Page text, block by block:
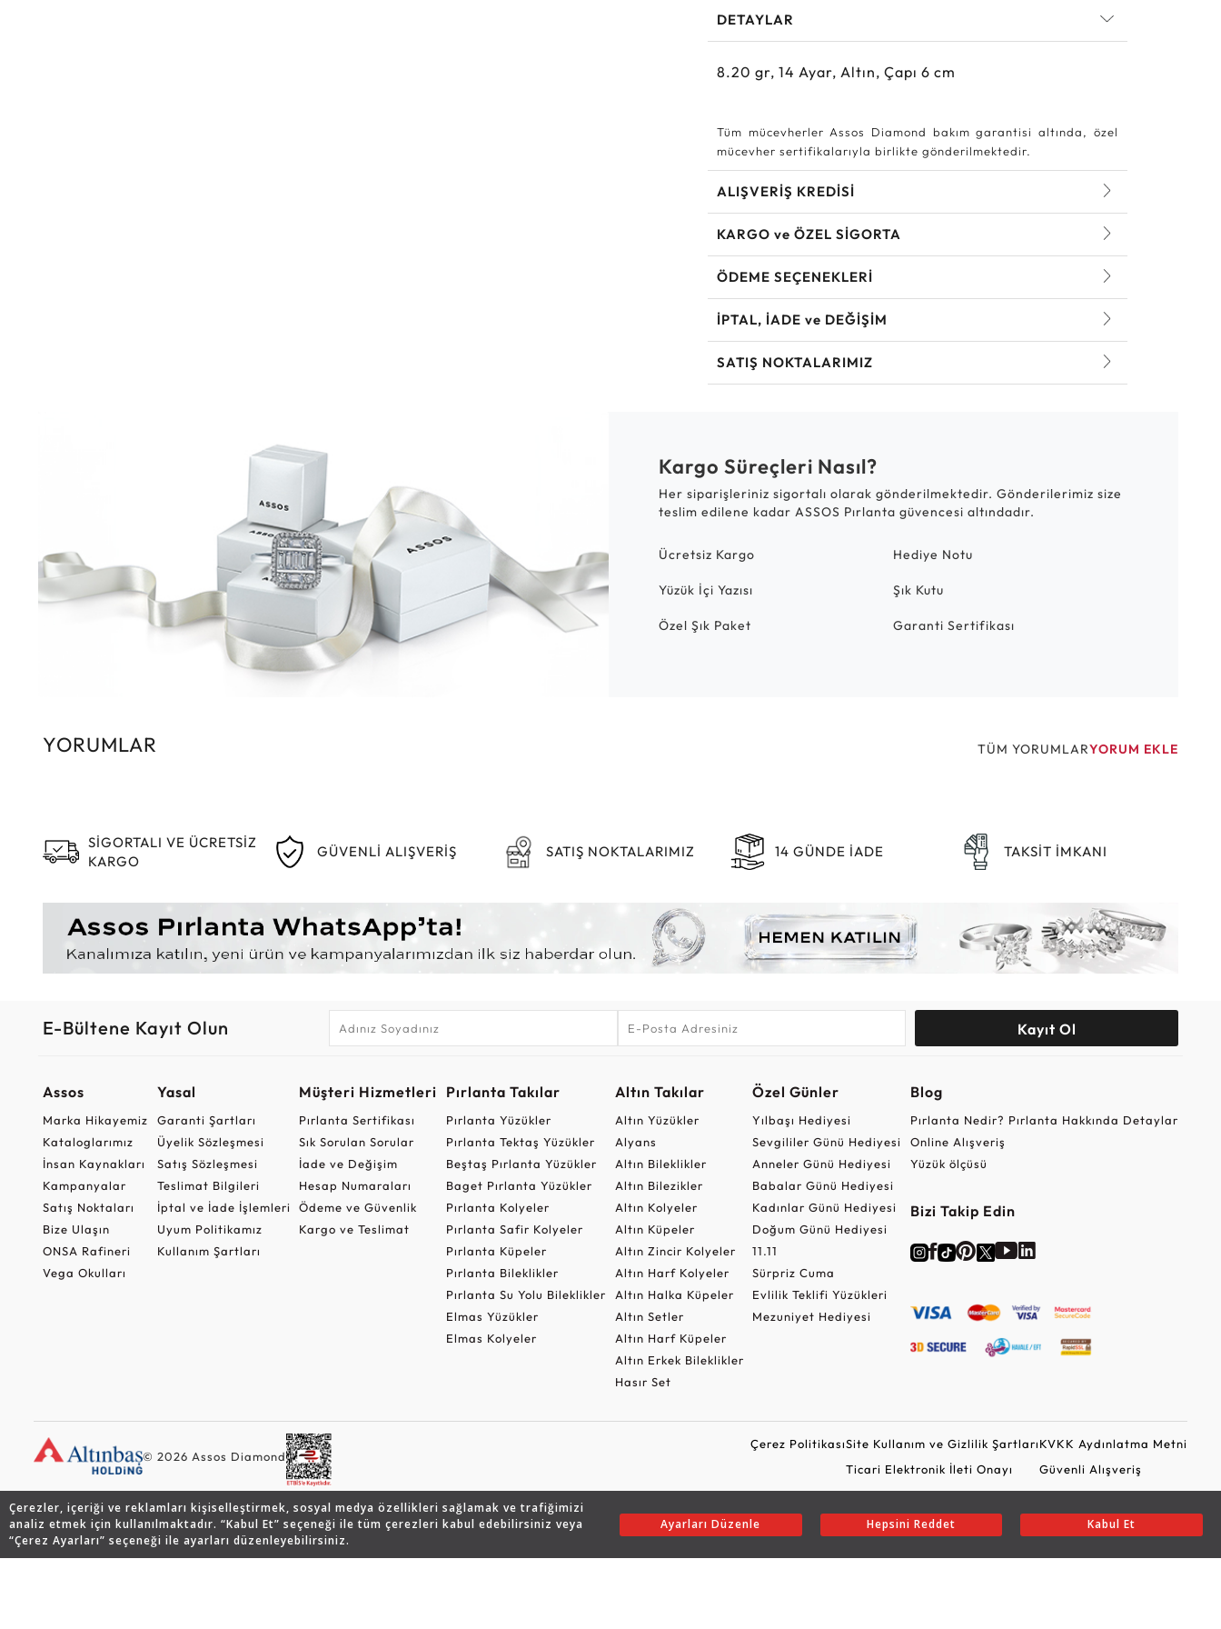
Çerezler, içeriği ve reklamları kişiselleştirmek, sosyal medya özellikleri sağlamak ve trafiğimizi
analiz etmek için kullanılmaktadır. “Kabul Et” seçeneği ile tüm çerezleri kabul edebilirsiniz veya
“Çerez Ayarları” seçeneği ile ayarları düzenleyebilirsiniz.
Ayarları Düzenle Hepsini Reddet Kabul Et
DETAYLAR
8.20gr,14Ayar, Altın, Çapı 6 cm
Tüm mücevherler Assos Diamond bakım garantisi altında, özel
mücevher sertifikalarıyla birlikte gönderilmektedir.
ALIŞVERİŞ KREDİSİ
KARGO ve ÖZEL SİGORTA
ÖDEME SEÇENEKLERİ
İPTAL, İADE ve DEĞİŞİM
SATIŞ NOKTALARIMIZ
Kargo Süreçleri Nasıl?
Her siparişleriniz sigortalı olarak gönderilmektedir. Gönderilerimiz size
teslim edilene kadar ASSOS Pırlanta güvencesi altındadır.
Ücretsiz Kargo Hediye Notu
Yüzük İçi Yazısı Şık Kutu
Özel Şık Paket Garanti Sertifikası
YORUMLAR TÜM YORUMLARYORUM EKLE
SİGORTALI VE ÜCRETSİZ
KARGO
GÜVENLİ ALIŞVERİŞ SATIŞ NOKTALARIMIZ 14 GÜNDE İADE TAKSİT İMKANI
E-Bültene Kayıt Olun Kayıt Ol
Assos
Marka Hikayemiz
Kataloglarımız
İnsan Kaynakları
Kampanyalar
Satış Noktaları
Bize Ulaşın
ONSA Rafineri
Vega Okulları
Yasal
Garanti Şartları
Üyelik Sözleşmesi
Satış Sözleşmesi
Teslimat Bilgileri
İptal ve İade İşlemleri
Uyum Politikamız
Kullanım Şartları
Müşteri Hizmetleri
Pırlanta Sertifikası
Sık Sorulan Sorular
İade ve Değişim
Hesap Numaraları
Ödeme ve Güvenlik
Kargo ve Teslimat
Pırlanta Takılar
Pırlanta Yüzükler
Pırlanta Tektaş Yüzükler
Beştaş Pırlanta Yüzükler
Baget Pırlanta Yüzükler
Pırlanta Kolyeler
Pırlanta Safir Kolyeler
Pırlanta Küpeler
Pırlanta Bileklikler
Pırlanta Su Yolu Bileklikler
Elmas Yüzükler
Elmas Kolyeler
Altın Takılar
Altın Yüzükler
Alyans
Altın Bileklikler
Altın Bilezikler
Altın Kolyeler
Altın Küpeler
Altın Zincir Kolyeler
Altın Harf Kolyeler
Altın Halka Küpeler
Altın Setler
Altın Harf Küpeler
Altın Erkek Bileklikler
Hasır Set
Özel Günler
Yılbaşı Hediyesi
Sevgililer Günü Hediyesi
Anneler Günü Hediyesi
Babalar Günü Hediyesi
Kadınlar Günü Hediyesi
Doğum Günü Hediyesi
11.11
Sürpriz Cuma
Evlilik Teklifi Yüzükleri
Mezuniyet Hediyesi
Blog
Pırlanta Nedir? Pırlanta Hakkında Detaylar
Online Alışveriş
Yüzük ölçüsü
Bizi Takip Edin
© 2026 Assos Diamond
Çerez PolitikasıSite Kullanım ve Gizlilik Şartları
Ticari Elektronik İleti Onayı
KVKK Aydınlatma Metni
Güvenli Alışveriş
Copyright © 2026 Assos Pırlanta - Bu sitenin tüm hakları saklıdır.